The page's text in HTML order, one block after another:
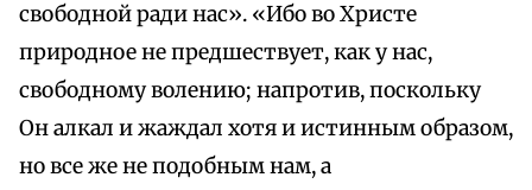
свободной ради нас». «Ибо во Христе
природное не предшествует, как у нас,
свободному волению; напротив, поскольку
Он алкал и жаждал хотя и истинным образом,
но все же не подобным нам, а